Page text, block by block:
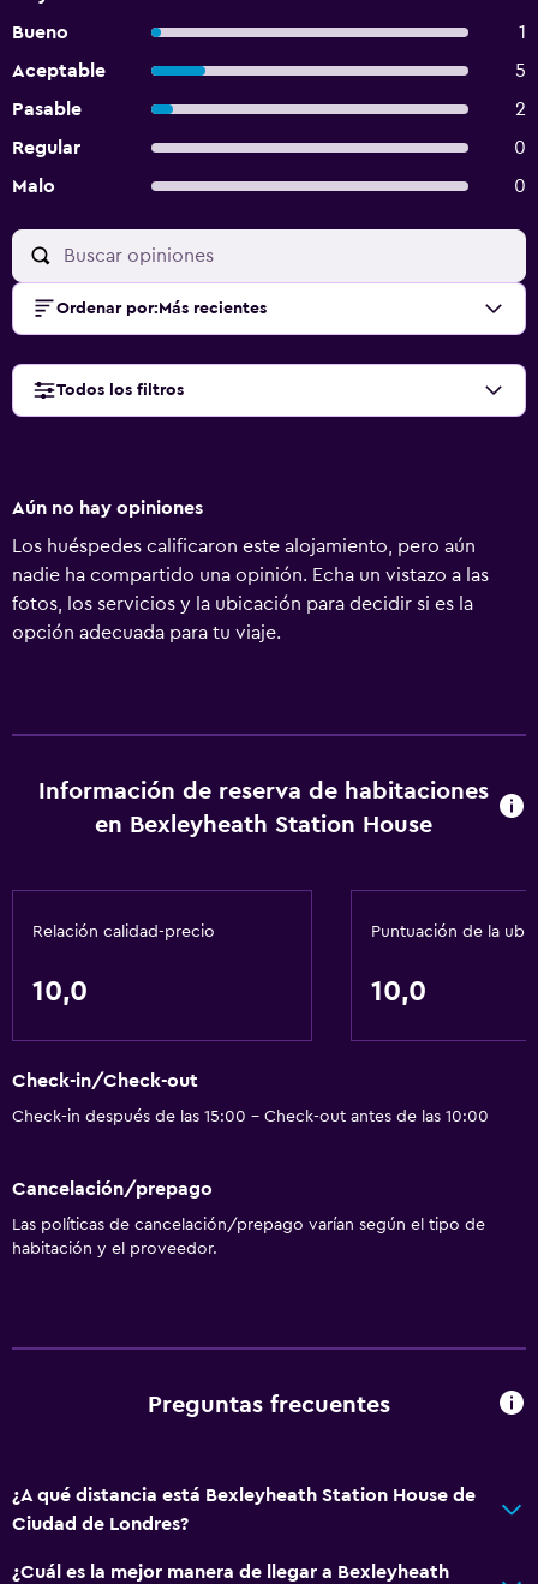
Bueno
1
Aceptable
5
Pasable
2
Regular
0
Malo
0
Ordenar por: Más recientes
Todos los filtros
Aún no hay opiniones
Los huéspedes calificaron este alojamiento, pero aún
nadie ha compartido una opinión. Echa un vistazo a las
fotos, los servicios y la ubicación para decidir si es la
opción adecuada para tu viaje.
Información de reserva de habitaciones
en Bexleyheath Station House
Relación calidad-precio
10,0
Puntuación de la
10,0
Check-in/Check-out
Check-in después de las 15:00 - Check-out antes de las 10:00
Cancelación/prepago
Las políticas de cancelación/prepago varían según el tipo de
habitación y el proveedor.
Preguntas frecuentes
¿A qué distancia está Bexleyheath Station House de
Ciudad de Londres?
¿Cuál es la mejor manera de llegar a Bexleyheath